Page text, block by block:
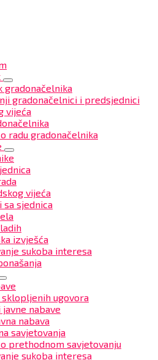
gradonačelnika
gradonačelnici i predsjednici
vijeća
radu gradonačelnika
vijeća
sa sjednica
izvješća
sukoba interesa
sklopljenih ugovora
nabave
nabava
savjetovanja
prethodnom savjetovanju
sukoba interesa